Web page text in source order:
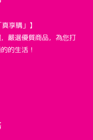
享購」】
嚴選優質商品，為您打
的生活！